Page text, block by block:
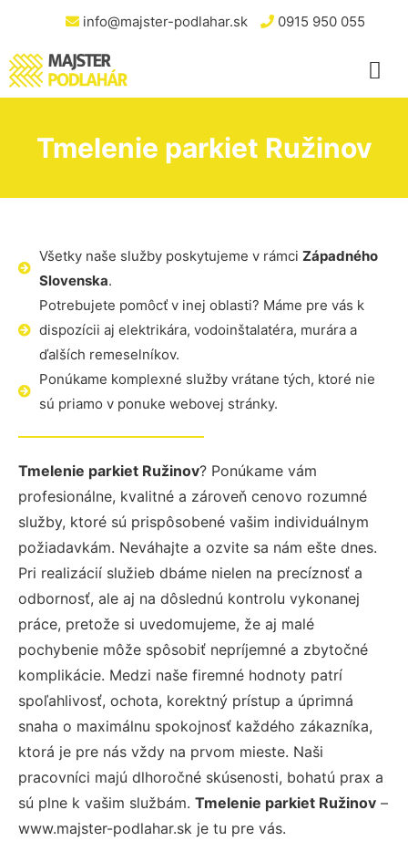
info@majster-podlahar.sk 0915 950 055
Tmelenie parkiet Ružinov
Všetky naše služby poskytujeme v rámci Západného
Slovenska.
Potrebujete pomôcť v inej oblasti? Máme pre vás k
dispozícii aj elektrikára, vodoinštalatéra, murára a
ďalších remeselníkov.
Ponúkame komplexné služby vrátane tých, ktoré nie
sú priamo v ponuke webovej stránky.
Tmelenie parkiet Ružinov? Ponúkame vám
profesionálne, kvalitné a zároveň cenovo rozumné
služby, ktoré sú prispôsobené vašim individuálnym
požiadavkám. Neváhajte a ozvite sa nám ešte dnes.
Pri realizácií služieb dbáme nielen na precíznosť a
odbornosť, ale aj na dôslednú kontrolu vykonanej
práce, pretože si uvedomujeme, že aj malé
pochybenie môže spôsobiť nepríjemné a zbytočné
komplikácie. Medzi naše firemné hodnoty patrí
spoľahlivosť, ochota, korektný prístup a úprimná
snaha o maximálnu spokojnosť každého zákazníka,
ktorá je pre nás vždy na prvom mieste. Naši
pracovníci majú dlhoročné skúsenosti, bohatú prax a
sú plne k vašim službám. Tmelenie parkiet Ružinov –
www.majster-podlahar.sk je tu pre vás.